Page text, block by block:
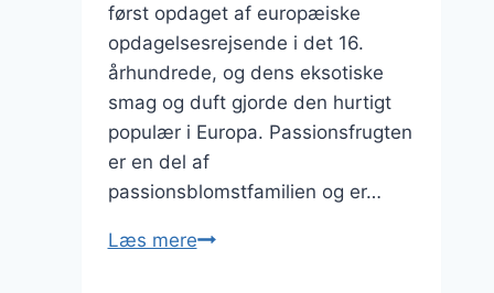
først opdaget af europæiske
opdagelsesrejsende i det 16.
århundrede, og dens eksotiske
smag og duft gjorde den hurtigt
populær i Europa. Passionsfrugten
er en del af
passionsblomstfamilien og er…
Læs merePassionsfrugt